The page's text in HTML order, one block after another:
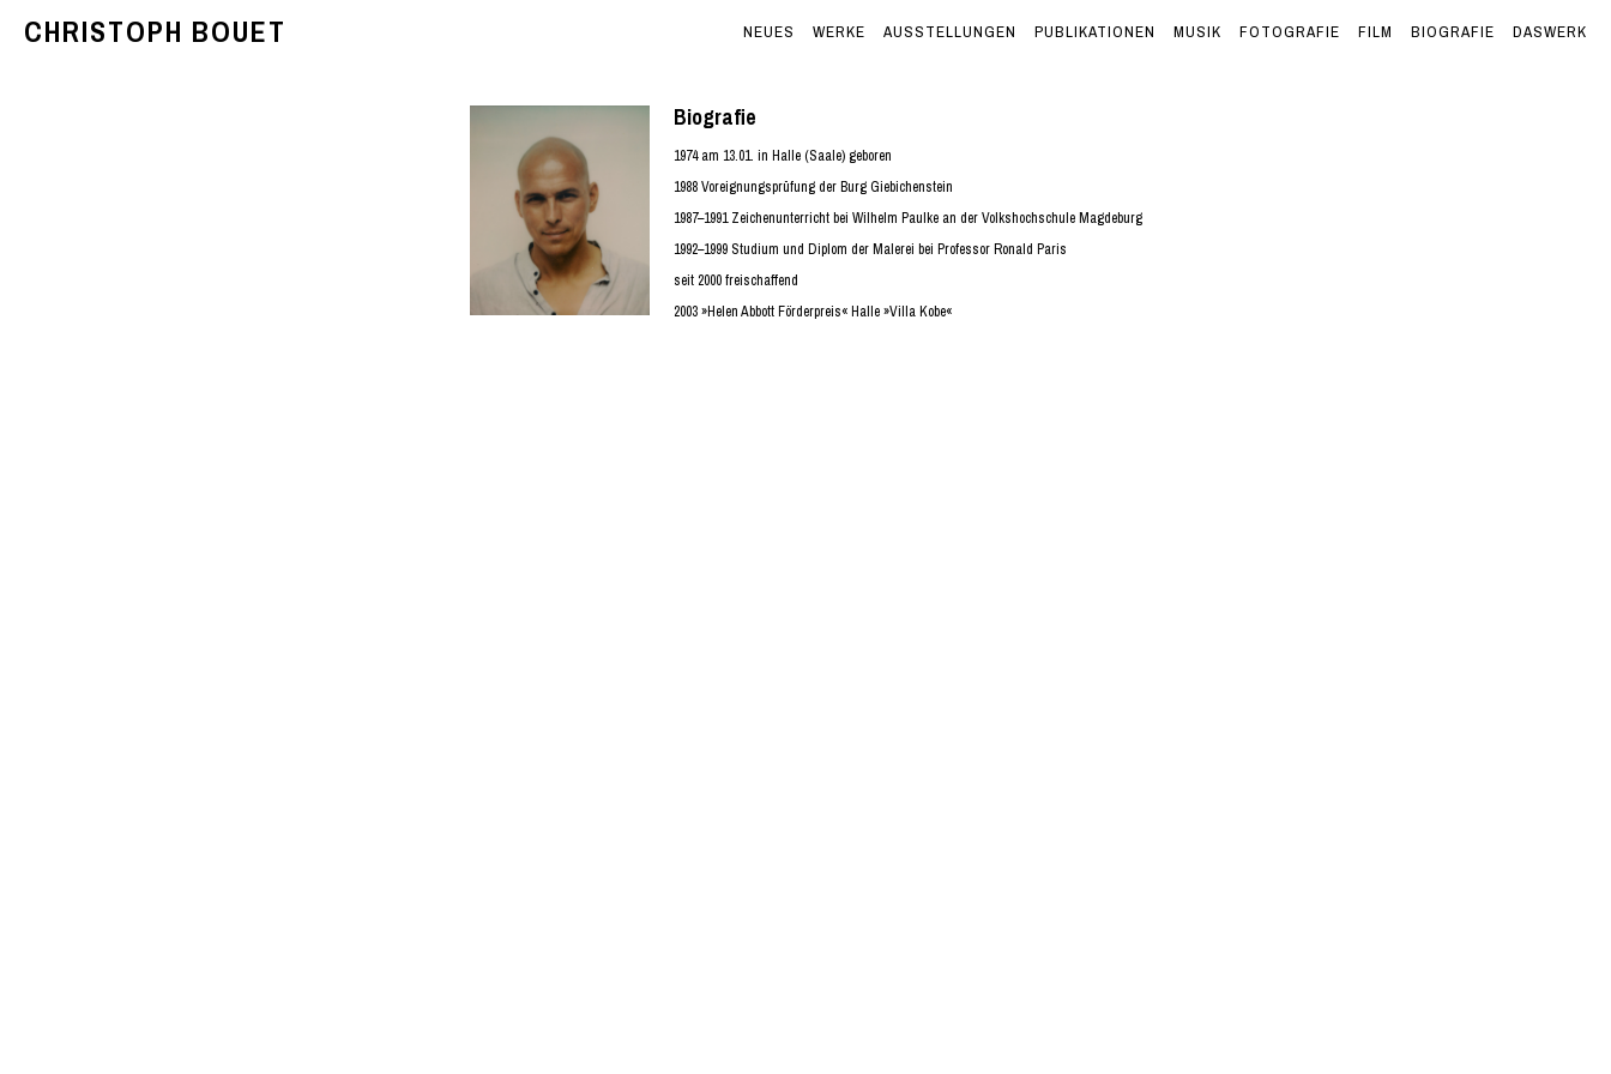
CHRISTOPH BOUET NEUES WERKE AUSSTELLUNGEN PUBLIKATIONEN MUSIK FOTOGRAFIE FILM BIOGRAFIE DASWERK
Biografie
1974 am 13.01. in Halle (Saale) geboren
1988 Voreignungsprüfung der Burg Giebichenstein
1987–1991 Zeichenunterricht bei Wilhelm Paulke an der Volkshochschule Magdeburg
1992–1999 Studium und Diplom der Malerei bei Professor Ronald Paris
seit 2000 freischaffend
2003 »Helen Abbott Förderpreis« Halle »Villa Kobe«